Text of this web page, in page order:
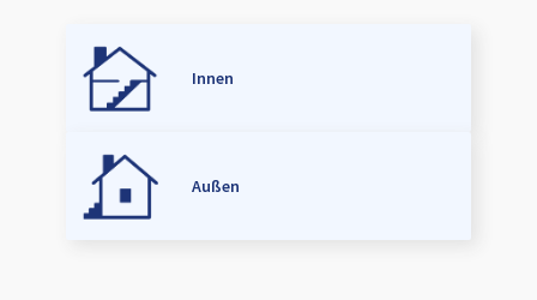
Innen
Außen